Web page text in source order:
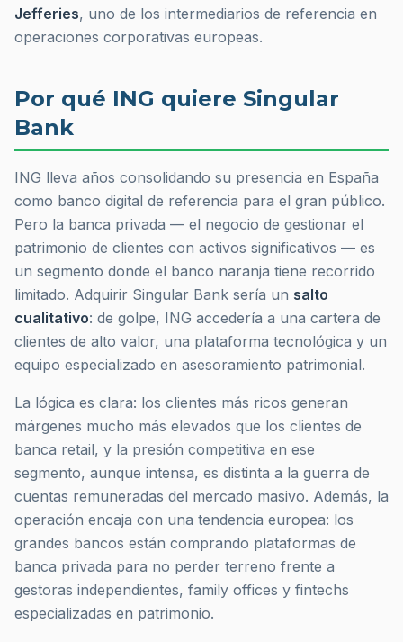
Jefferies, uno de los intermediarios de referencia en
operaciones corporativas europeas.
Por qué ING quiere Singular
Bank
ING lleva años consolidando su presencia en España
como banco digital de referencia para el gran público.
Pero la banca privada — el negocio de gestionar el
patrimonio de clientes con activos significativos — es
un segmento donde el banco naranja tiene recorrido
limitado. Adquirir Singular Bank sería un salto
cualitativo: de golpe, ING accedería a una cartera de
clientes de alto valor, una plataforma tecnológica y un
equipo especializado en asesoramiento patrimonial.
La lógica es clara: los clientes más ricos generan
márgenes mucho más elevados que los clientes de
banca retail, y la presión competitiva en ese
segmento, aunque intensa, es distinta a la guerra de
cuentas remuneradas del mercado masivo. Además, la
operación encaja con una tendencia europea: los
grandes bancos están comprando plataformas de
banca privada para no perder terreno frente a
gestoras independientes, family offices y fintechs
especializadas en patrimonio.